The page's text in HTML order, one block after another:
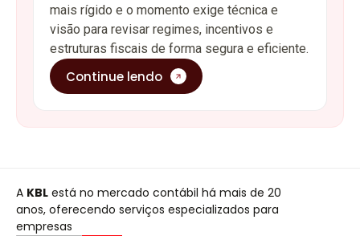
mais rígido e o momento exige técnica e
visão para revisar regimes, incentivos e
estruturas fiscais de forma segura e eficiente.
Continue lendo
A KBL está no mercado contábil há mais de 20
anos, oferecendo serviços especializados para
empresas